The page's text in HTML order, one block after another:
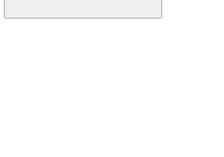
Buscar